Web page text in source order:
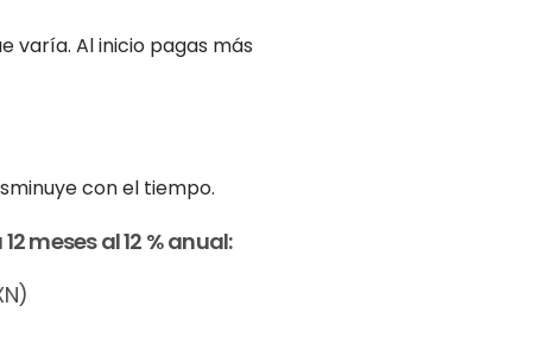
varía. Al inicio pagas más
con el tiempo.
meses al 12 % anual: